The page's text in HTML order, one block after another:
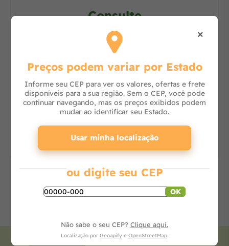
Consulte
Adicionar ao carrinho
Cadastre-se para receber nossas ofertas!
×
Preços podem variar por Estado
Informe seu CEP para ver os valores, ofertas e frete
disponíveis para a sua região. Sem o CEP, você pode
continuar navegando, mas os preços exibidos podem
mudar ao identificar seu Estado.
Usar minha localização
ou digite seu CEP
OK
Não sabe o seu CEP? Clique aqui.
Localização por Geoapify e OpenStreetMap